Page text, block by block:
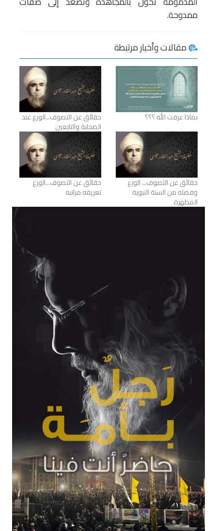
ممدوحة.
مقالات وأخبار مرتبطة
بماذا عرفت الله ؟؟؟ حقائق عن التصوف...الورع عند
الصحابة والتابعين
حقائق عن التصوف... الورع
وفضله من السنة النبوية
المطهرة
حقائق عن التصوف...الورع
تعريفه مراتبه